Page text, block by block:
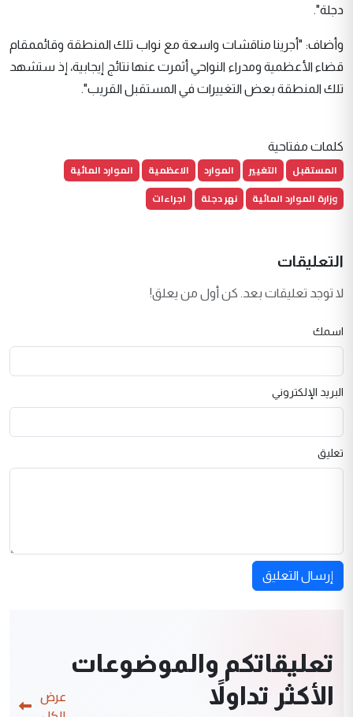
دجلة".
وأضاف: "أجرينا مناقشات واسعة مع نواب تلك المنطقة وقائممقام
قضاء الأعظمية ومدراء النواحي أثمرت عنها نتائج إيجابية، إذ ستشهد
تلك المنطقة بعض التغييرات في المستقبل القريب".
كلمات مفتاحية
المستقبل التغيير الموارد الاعظمية
الموارد المائية
وزارة الموارد المائية
نهر دجلة اجراءات
التعليقات
لا توجد تعليقات بعد. كن أول من يعلق!
اسمك
البريد الإلكتروني
تعليق
إرسال التعليق
تعليقاتكم والموضوعات
الأكثر تداولاً
عرض